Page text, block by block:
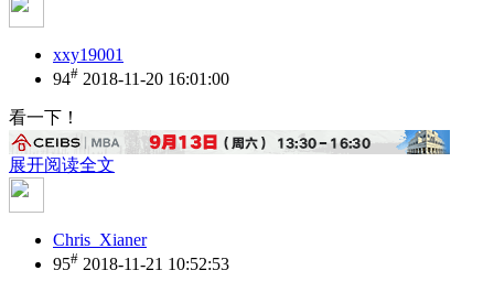
xxy19001
94# 2018-11-20 16:01:00
看一下！
展开阅读全文
Chris_Xianer
95# 2018-11-21 10:52:53